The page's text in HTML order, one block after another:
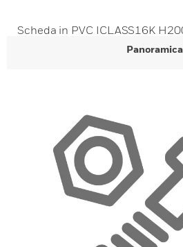
Scheda in PVC ICLASS16K
Panoramica